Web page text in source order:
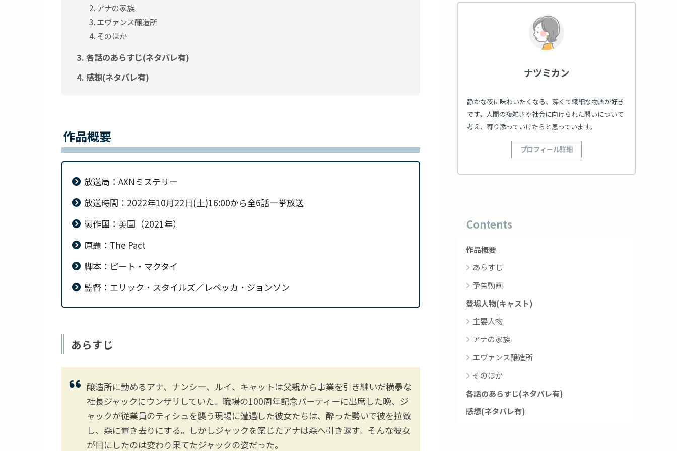
アナの家族
エヴァンス醸造所
そのほか
各話のあらすじ(ネタバレ有)
感想(ネタバレ有)
作品概要
放送局：AXNミステリー
放送時間：2022年10月22日(土)16:00から全6話一挙放送
製作国：英国（2021年）
原題：The Pact
脚本：ピート・マクタイ
監督：エリック・スタイルズ／レベッカ・ジョンソン
あらすじ
醸造所に勤めるアナ、ナンシー、ルイ、キャットは父親から事業を引き継いだ横暴な
社長ジャックにウンザリしていた。職場の100周年記念パーティーに出席した晩、ジ
ャックが従業員のティシュを襲う現場に遭遇した彼女たちは、酔った勢いで彼を拉致
し、森に置き去りにする。しかしジャックを案じたアナは森へ引き返す。そんな彼女
が目にしたのは変わり果てたジャックの姿だった。
ナツミカン
静かな夜に味わいたくなる、深くて繊細な物語が好き
です。人間の複雑さや社会に向けられた問いについて
考え、寄り添っていけたらと思っています。
プロフィール詳細
Contents
作品概要
あらすじ
予告動画
登場人物(キャスト)
主要人物
アナの家族
エヴァンス醸造所
そのほか
各話のあらすじ(ネタバレ有)
感想(ネタバレ有)